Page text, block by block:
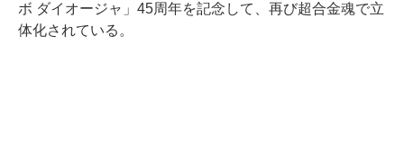
ボ ダイオージャ」45周年を記念して、再び超合金魂で立
体化されている。